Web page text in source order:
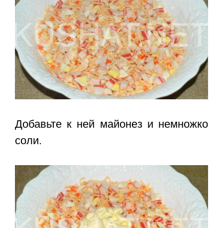
Добавьте к ней майонез и немножко
соли.